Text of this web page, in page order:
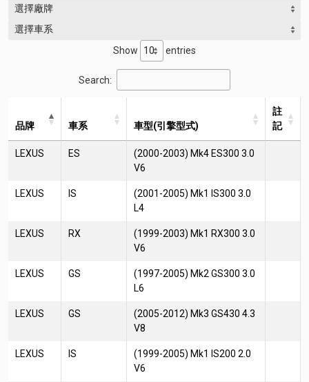
選擇廠牌
選擇車系
Show
entries
Search:
品牌 車系 車型(引擎型式)
註
記
LEXUS ES
(2000-2003) Mk4 ES300 3.0
V6
LEXUS IS
(2001-2005) Mk1 IS300 3.0
L4
LEXUS RX
(1999-2003) Mk1 RX300 3.0
V6
LEXUS GS
(1997-2005) Mk2 GS300 3.0
L6
LEXUS GS
(2005-2012) Mk3 GS430 4.3
V8
LEXUS IS
(1999-2005) Mk1 IS200 2.0
V6